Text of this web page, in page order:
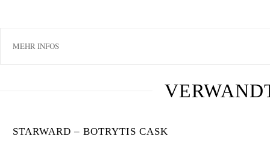
MEHR INFOS
STARWARD – BOTRYTIS CASK